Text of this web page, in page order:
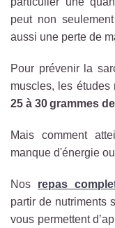
peut non
aussi une perte de
Pour prévenir la
muscles, les
25 à 30 grammes
Mais comment
manque d'énergie
Nos repas
partir de nutriments
vous permettent